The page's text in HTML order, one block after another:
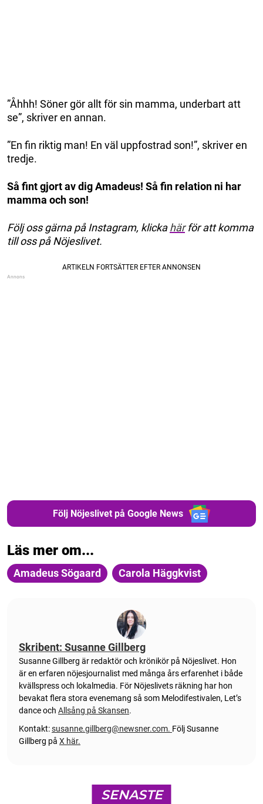
”Åhhh! Söner gör allt för sin mamma, underbart att
se”, skriver en annan.
”En fin riktig man! En väl uppfostrad son!”, skriver en
tredje.
Så fint gjort av dig Amadeus! Så fin relation ni har
mamma och son!
Följ oss gärna på Instagram, klickahärför att komma
till oss på Nöjeslivet.
Följ Nöjeslivet på Google News
Läs mer om...
Amadeus Sögaard Carola Häggkvist
Skribent: Susanne Gillberg
Susanne Gillberg är redaktör och krönikör på Nöjeslivet. Hon
är en erfaren nöjesjournalist med många års erfarenhet i både
kvällspress och lokalmedia. För Nöjeslivets räkning har hon
bevakat flera stora evenemang så som Melodifestivalen, Let’s
dance och Allsång på Skansen.
Kontakt:susanne.gillberg@newsner.com. Följ Susanne
Gillberg på X här.
SENASTE